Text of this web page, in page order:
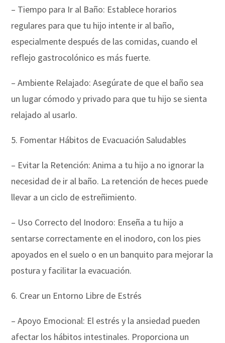
– Tiempo para Ir al Baño: Establece horarios
regulares para que tu hijo intente ir al baño,
especialmente después de las comidas, cuando el
reflejo gastrocolónico es más fuerte.
– Ambiente Relajado: Asegúrate de que el baño sea
un lugar cómodo y privado para que tu hijo se sienta
relajado al usarlo.
5. Fomentar Hábitos de Evacuación Saludables
– Evitar la Retención: Anima a tu hijo a no ignorar la
necesidad de ir al baño. La retención de heces puede
llevar a un ciclo de estreñimiento.
– Uso Correcto del Inodoro: Enseña a tu hijo a
sentarse correctamente en el inodoro, con los pies
apoyados en el suelo o en un banquito para mejorar la
postura y facilitar la evacuación.
6. Crear un Entorno Libre de Estrés
– Apoyo Emocional: El estrés y la ansiedad pueden
afectar los hábitos intestinales. Proporciona un